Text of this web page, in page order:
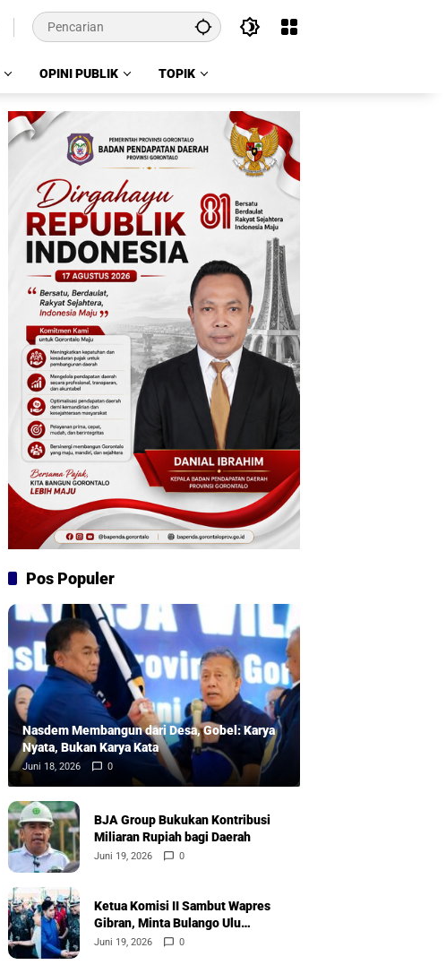
OPINI PUBLIK TOPIK
Pos Populer
Nasdem Membangun dari Desa, Gobel: Karya
Nyata, Bukan Karya Kata
Juni 18, 2026 0
BJA Group Bukukan Kontribusi
Miliaran Rupiah bagi Daerah
Juni 19, 2026 0
Ketua Komisi II Sambut Wapres
Gibran, Minta Bulango Ulu
Diprioritaskan
Juni 19, 2026 0